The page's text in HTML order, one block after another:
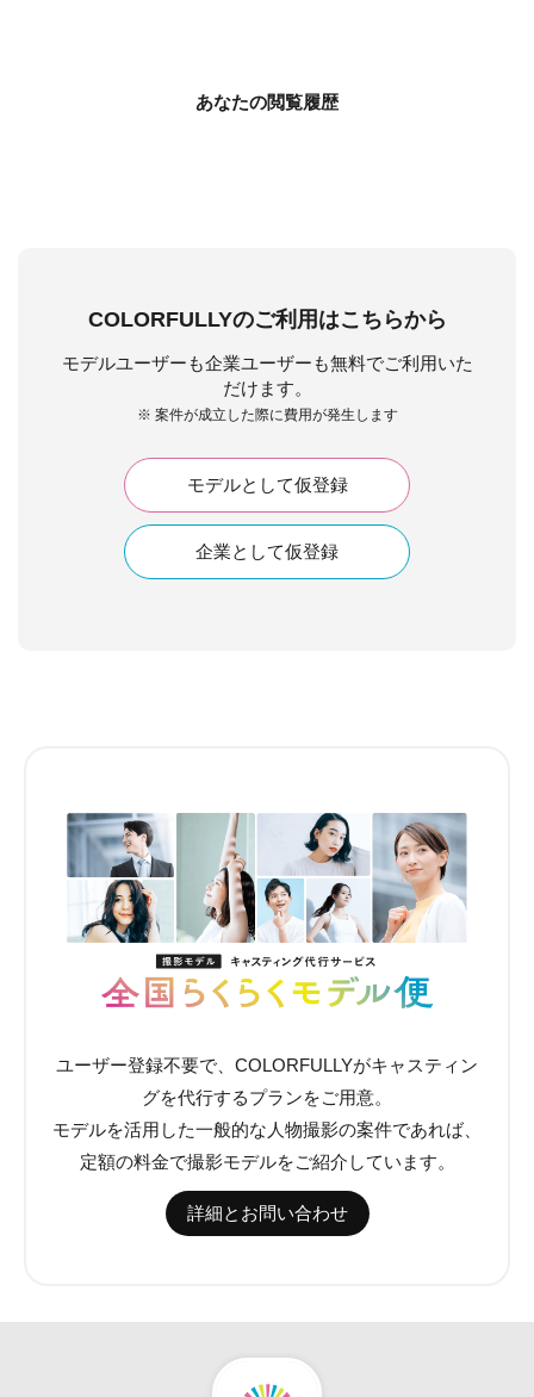
あなたの閲覧履歴
COLORFULLYのご利用はこちらから
モデルユーザーも企業ユーザーも無料でご利用いた
だけます。
※ 案件が成立した際に費用が発生します
モデルとして仮登録
企業として仮登録
ユーザー登録不要で、COLORFULLYがキャスティン
グを代行するプランをご用意。
モデルを活用した一般的な人物撮影の案件であれば、
定額の料金で撮影モデルをご紹介しています。
詳細とお問い合わせ